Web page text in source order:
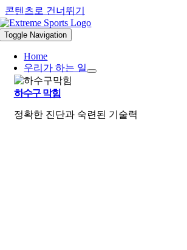
콘텐츠로 건너뛰기
Toggle Navigation
Home
우리가 하는 일
하수구 막힘
정확한 진단과 숙련된 기술력